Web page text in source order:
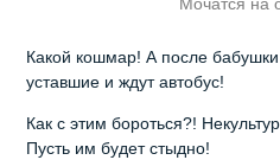
Мочатся на
Какой кошмар! А после
уставшие и ждут автобус!
Как с этим бороться?!
Пусть им будет стыдно!